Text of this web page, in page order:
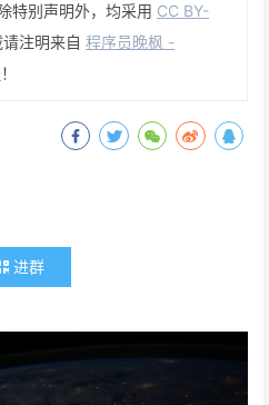
特别声明外，均采用 CC BY-
注明来自 程序员晚枫 -
！
进群